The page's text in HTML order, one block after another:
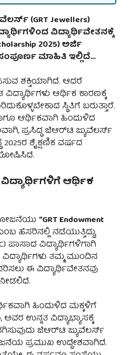
(GRT Jewellers)
ವಿದ್ಯಾರ್ಥಿವೇತನಕ್ಕೆ
2025) ಅರ್ಜಿ
ಮಾಹಿತಿ ಇಲ್ಲಿದೆ…
ಶಕ್ತಿಯಾಗಿದೆ. ಆದರೆ
ಆರ್ಥಿಕ ಕಾರಣಕ್ಕೆ
ಸ್ಥಿತಿಗೆ ಬರುತ್ತಾರೆ.
ಆರ್ಥಿಕವಾಗಿ ಹಿಂದುಳಿದ
ಪ್ರಸಿದ್ಧ ಜಿಆರ್‌ಟಿ ಜ್ಯುವೆಲರ್ಸ್
2025ರ ಶೈಕ್ಷಣಿಕ ವರ್ಷದ
ಘೋಷಿಸಿದೆ.
ಆರ್ಥಿಕ
“GRT Endowment
ಹೆಸರಿನಲ್ಲಿ ನಡೆಯುತ್ತಿದ್ದು,
ಪಾಸಾದ ವಿದ್ಯಾರ್ಥಿಗಳಿಗಾಗಿ
ತಮ್ಮ ಮುಂದಿನ
ಈ ವಿದ್ಯಾರ್ಥಿವೇತನವು
ಹಿಂದುಳಿದ ಮಕ್ಕಳಿಗೆ
ಅವರ ಉನ್ನತ ವಿದ್ಯಾಭ್ಯಾಸಕ್ಕೆ
ಜಿಆರ್‌ಟಿ ಜ್ಯುವೆಲರ್ಸ್
ಪ್ರಮುಖ ಉದ್ದೇಶವಾಗಿದೆ.